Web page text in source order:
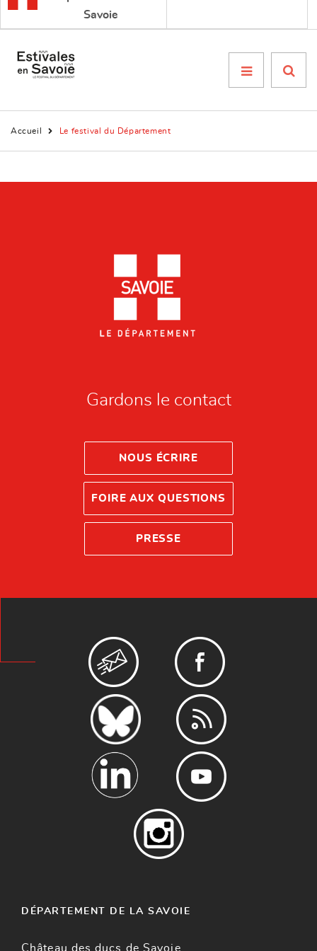
Savoie
Menu

Accueil Le festival du Département
Gardons le contact
NOUS ÉCRIRE
FOIRE AUX QUESTIONS
PRESSE
DÉPARTEMENT DE LA SAVOIE
Château des ducs de Savoie